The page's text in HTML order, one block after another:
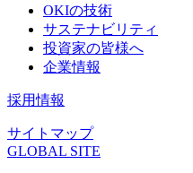
OKIの技術
サステナビリティ
投資家の皆様へ
企業情報
採用情報
サイトマップ
GLOBAL SITE